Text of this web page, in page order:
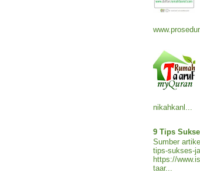
nikahkanl...
9 Tips
Sumber
tips-sukses-
https://
taar...